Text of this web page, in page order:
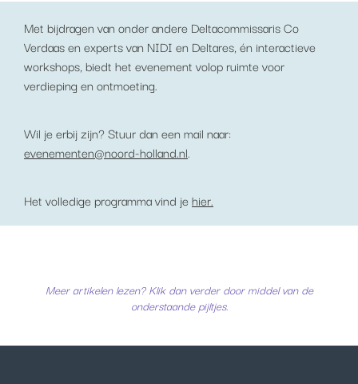
Met bijdragen van onder andere Deltacommissaris Co
Verdaas en experts van NIDI en Deltares, én interactieve
workshops, biedt het evenement volop ruimte voor
verdieping en ontmoeting.
Wil je erbij zijn? Stuur dan een mail naar:
evenementen@noord-holland.nl.
Het volledige programma vind je hier.
Meer artikelen lezen? Klik dan verder door middel van de
onderstaande pijltjes.